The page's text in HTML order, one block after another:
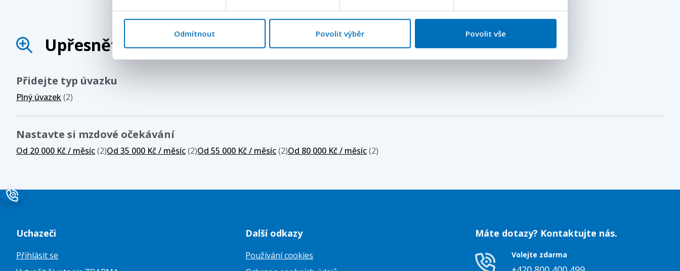
Odmítnout Povolit výběr Povolit vše
Upřesněte své hledání
Přidejte typ úvazku
Plný úvazek(2)
Nastavte si mzdové očekávání
Od 20 000 Kč / měsíc(2)Od 35 000 Kč / měsíc(2)Od 55 000 Kč / měsíc(2)Od 80 000 Kč / měsíc(2)
Uchazeči
Přihlásit se
Další odkazy
Používání cookies
Máte dotazy? Kontaktujte nás.
Volejte zdarma